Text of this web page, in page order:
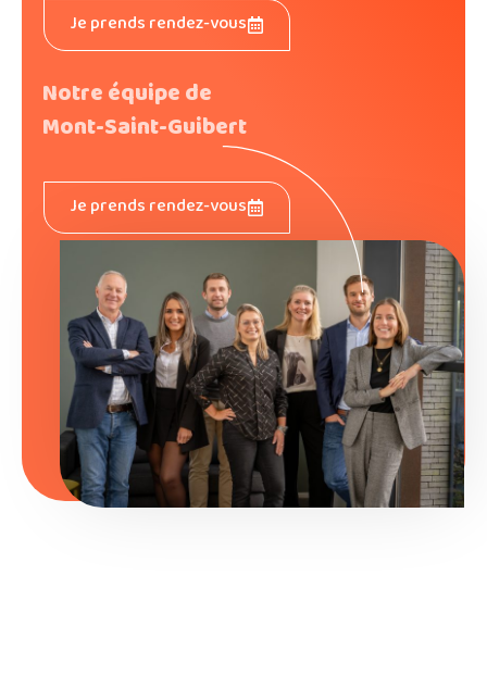
Je prends rendez-vous
Notre équipe de
Mont-Saint-Guibert
Je prends rendez-vous